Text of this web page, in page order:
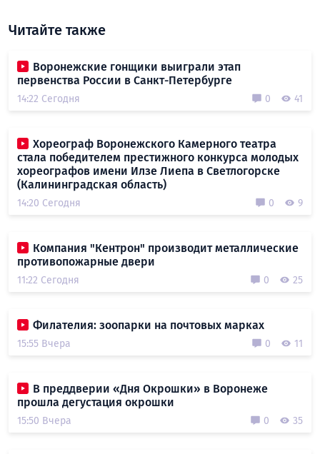
Читайте также
Воронежские гонщики выиграли этап
первенства России в Санкт-Петербурге
14:22 Сегодня 0 41
Хореограф Воронежского Камерного театра
стала победителем престижного конкурса молодых
хореографов имени Илзе Лиепа в Светлогорске
(Калининградская область)
14:20 Сегодня 0 9
Компания "Кентрон" производит металлические
противопожарные двери
11:22 Сегодня 0 25
Филателия: зоопарки на почтовых марках
15:55 Вчера 0 11
В преддверии «Дня Окрошки» в Воронеже
прошла дегустация окрошки
15:50 Вчера 0 35